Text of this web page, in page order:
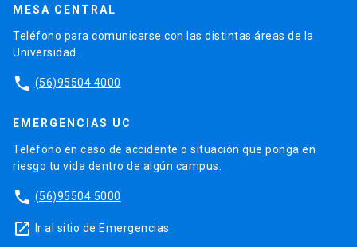
MESA CENTRAL
Teléfono para comunicarse con las distintas áreas de la
Universidad.
phone (56)95504 4000
EMERGENCIAS UC
Teléfono en caso de accidente o situación que ponga en
riesgo tu vida dentro de algún campus.
phone (56)95504 5000
launch Ir al sitio de Emergencias